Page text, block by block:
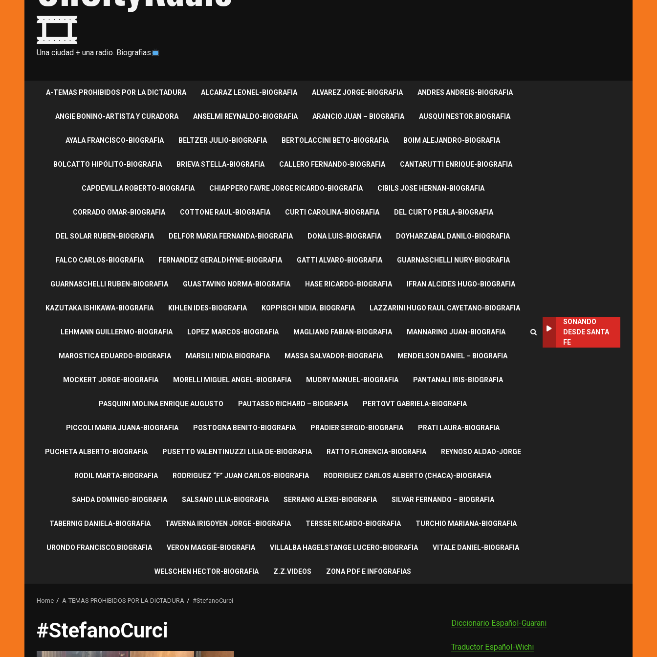
🎞
Una ciudad + una radio. Biografias
A-TEMAS PROHIBIDOS POR LA DICTADURA ALCARAZ LEONEL-BIOGRAFIA ALVAREZ JORGE-BIOGRAFIA ANDRES ANDREIS-BIOGRAFIA
ANGIE BONINO-ARTISTA Y CURADORA ANSELMI REYNALDO-BIOGRAFIA ARANCIO JUAN – BIOGRAFIA AUSQUI NESTOR.BIOGRAFIA
AYALA FRANCISCO-BIOGRAFIA BELTZER JULIO-BIOGRAFIA BERTOLACCINI BETO-BIOGRAFIA BOIM ALEJANDRO-BIOGRAFIA
BOLCATTO HIPÓLITO-BIOGRAFIA BRIEVA STELLA-BIOGRAFIA CALLERO FERNANDO-BIOGRAFIA CANTARUTTI ENRIQUE-BIOGRAFIA
CAPDEVILLA ROBERTO-BIOGRAFIA CHIAPPERO FAVRE JORGE RICARDO-BIOGRAFIA CIBILS JOSE HERNAN-BIOGRAFIA
CORRADO OMAR-BIOGRAFIA COTTONE RAUL-BIOGRAFIA CURTI CAROLINA-BIOGRAFIA DEL CURTO PERLA-BIOGRAFIA
DEL SOLAR RUBEN-BIOGRAFIA DELFOR MARIA FERNANDA-BIOGRAFIA DONA LUIS-BIOGRAFIA DOYHARZABAL DANILO-BIOGRAFIA
FALCO CARLOS-BIOGRAFIA FERNANDEZ GERALDHYNE-BIOGRAFIA GATTI ALVARO-BIOGRAFIA GUARNASCHELLI NURY-BIOGRAFIA
GUARNASCHELLI RUBEN-BIOGRAFIA GUASTAVINO NORMA-BIOGRAFIA HASE RICARDO-BIOGRAFIA IFRAN ALCIDES HUGO-BIOGRAFIA
KAZUTAKA ISHIKAWA-BIOGRAFIA KIHLEN IDES-BIOGRAFIA KOPPISCH NIDIA. BIOGRAFIA LAZZARINI HUGO RAUL CAYETANO-BIOGRAFIA
LEHMANN GUILLERMO-BIOGRAFIA LOPEZ MARCOS-BIOGRAFIA MAGLIANO FABIAN-BIOGRAFIA MANNARINO JUAN-BIOGRAFIA
MAROSTICA EDUARDO-BIOGRAFIA MARSILI NIDIA.BIOGRAFIA MASSA SALVADOR-BIOGRAFIA MENDELSON DANIEL – BIOGRAFIA
MOCKERT JORGE-BIOGRAFIA MORELLI MIGUEL ANGEL-BIOGRAFIA MUDRY MANUEL-BIOGRAFIA PANTANALI IRIS-BIOGRAFIA
PASQUINI MOLINA ENRIQUE AUGUSTO PAUTASSO RICHARD – BIOGRAFIA PERTOVT GABRIELA-BIOGRAFIA
PICCOLI MARIA JUANA-BIOGRAFIA POSTOGNA BENITO-BIOGRAFIA PRADIER SERGIO-BIOGRAFIA PRATI LAURA-BIOGRAFIA
PUCHETA ALBERTO-BIOGRAFIA PUSETTO VALENTINUZZI LILIA DE-BIOGRAFIA RATTO FLORENCIA-BIOGRAFIA REYNOSO ALDAO-JORGE
RODIL MARTA-BIOGRAFIA RODRIGUEZ “F” JUAN CARLOS-BIOGRAFIA RODRIGUEZ CARLOS ALBERTO (CHACA)-BIOGRAFIA
SAHDA DOMINGO-BIOGRAFIA SALSANO LILIA-BIOGRAFIA SERRANO ALEXEI-BIOGRAFIA SILVAR FERNANDO – BIOGRAFIA
TABERNIG DANIELA-BIOGRAFIA TAVERNA IRIGOYEN JORGE -BIOGRAFIA TERSSE RICARDO-BIOGRAFIA TURCHIO MARIANA-BIOGRAFIA
URONDO FRANCISCO.BIOGRAFIA VERON MAGGIE-BIOGRAFIA VILLALBA HAGELSTANGE LUCERO-BIOGRAFIA VITALE DANIEL-BIOGRAFIA
WELSCHEN HECTOR-BIOGRAFIA Z.Z.VIDEOS ZONA PDF E INFOGRAFIAS
SONANDO
DESDE SANTA
FE
Home A-TEMAS PROHIBIDOS POR LA DICTADURA #StefanoCurci
#StefanoCurci Diccionario Español-Guarani
Traductor Español-Wichi